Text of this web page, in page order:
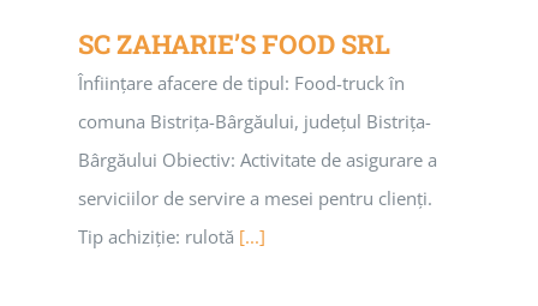
SC ZAHARIE’S FOOD SRL
Înființare afacere de tipul: Food-truck în
comuna Bistrița-Bârgăului, județul Bistrița-
Bârgăului Obiectiv: Activitate de asigurare a
serviciilor de servire a mesei pentru clienți.
Tip achiziție: rulotă [...]